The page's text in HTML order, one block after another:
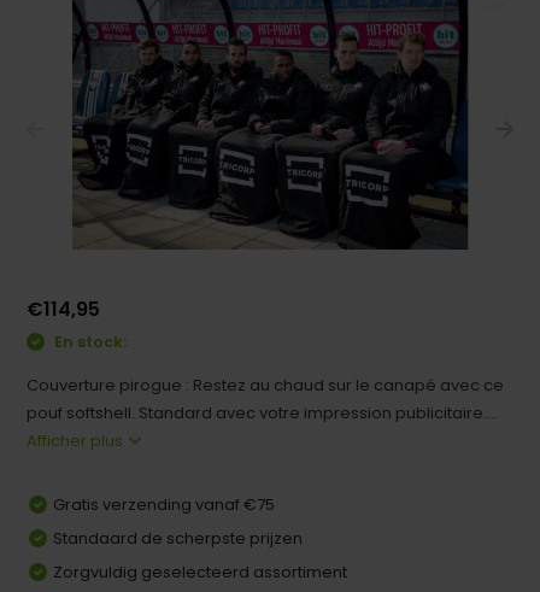
€114,95
En stock:
Couverture pirogue : Restez au chaud sur le canapé avec ce
pouf softshell. Standard avec votre impression publicitaire....
Afficher plus
Gratis verzending vanaf €75
Standaard de scherpste prijzen
Zorgvuldig geselecteerd assortiment